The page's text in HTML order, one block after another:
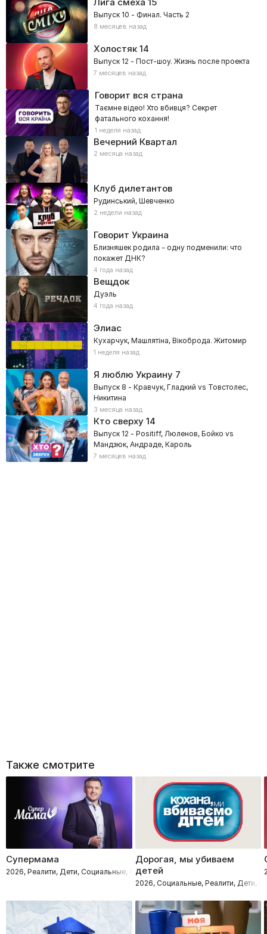
Выпуск 10 - Финал. Часть 2
8 месяцев назад
Холостяк14
Выпуск 12 - Пост-шоу. Жизнь после проекта
7 месяцев назад
Говорит вся страна
Таємне відео! Хто вбивця? Секрет
фатального кохання!
1 неделя назад
Вечерний Квартал
2 месяца назад
Клуб дилетантов
Рудинський, Шевченко
2 недели назад
Говорит Украина
Близняшек родила – одну подменили: что
покажет ДНК?
4 года назад
Вещдок
Дуэль
4 года назад
Элиас
Кухарчук, Машлятіна, Вікоброда. Житомир
1 неделя назад
Я люблю Украину7
Выпуск 8 - Кравчук, Гладкий vs Товстолес,
Никитина
3 месяца назад
Кто сверху14
Выпуск 12 - Positiff, Люленов, Бойко vs
Мандзюк, Андраде, Кароль
7 месяцев назад
Также смотрите
Супермама
2026, Реалити, Дети, Социальные, Семейные
Дорогая, мы убиваем
детей
2026, Социальные, Реалити, Дети,